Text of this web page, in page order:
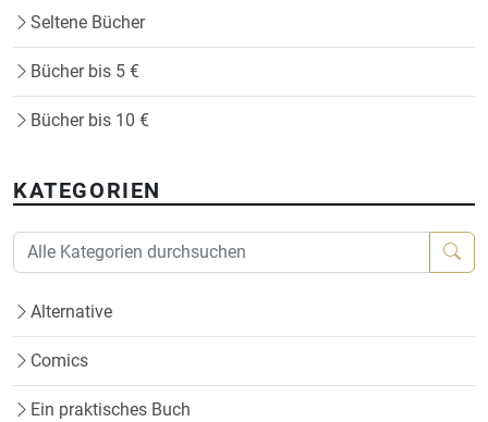
Seltene Bücher
Bücher bis 5 €
Bücher bis 10 €
KATEGORIEN
Alternative
Comics
Ein praktisches Buch